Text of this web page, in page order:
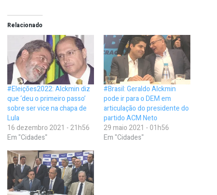
Relacionado
#Eleições2022: Alckmin diz
que ‘deu o primeiro passo’
sobre ser vice na chapa de
Lula
16 dezembro 2021 - 21h56
Em "Cidades"
#Brasil: Geraldo Alckmin
pode ir para o DEM em
articulação do presidente do
partido ACM Neto
29 maio 2021 - 01h56
Em "Cidades"